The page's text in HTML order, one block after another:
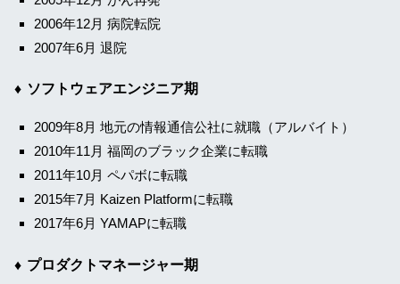
2006年12月 病院転院
2007年6月 退院
ソフトウェアエンジニア期
2009年8月 地元の情報通信公社に就職（アルバイト）
2010年11月 福岡のブラック企業に転職
2011年10月 ペパボに転職
2015年7月 Kaizen Platformに転職
2017年6月 YAMAPに転職
プロダクトマネージャー期